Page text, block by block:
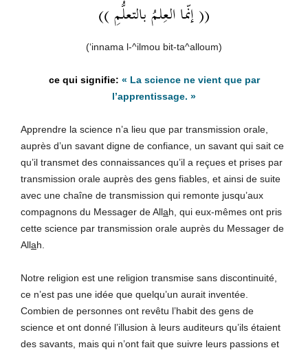
(( إنّما العِلمُ بالتعلُّمِ ))
(‘innama l-^ilmou bit-ta^alloum)
« La science ne vient que par
l’apprentissage. »
Apprendre la science n’a lieu que par transmission orale,
auprès d’un savant digne de confiance, un savant qui sait ce
qu’il transmet des connaissances qu’il a reçues et prises par
transmission orale auprès des gens fiables, et ainsi de suite
avec une chaîne de transmission qui remonte jusqu’aux
compagnons du Messager de Allah, qui eux-mêmes ont pris
cette science par transmission orale auprès du Messager de
Allah.
Notre religion est une religion transmise sans discontinuité,
ce n’est pas une idée que quelqu’un aurait inventée.
Combien de personnes ont revêtu l’habit des gens de
science et ont donné l’illusion à leurs auditeurs qu’ils étaient
des savants, mais qui n’ont fait que suivre leurs passions et